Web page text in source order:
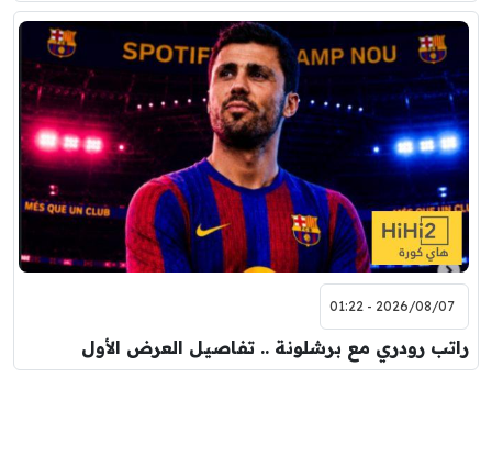
2026/08/07 - 01:22
راتب رودري مع برشلونة .. تفاصيل العرض الأول